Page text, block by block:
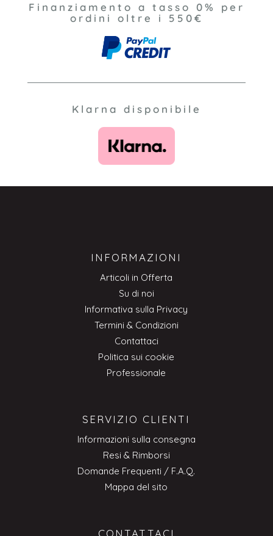
Finanziamento a tasso 0% per
ordini oltre i 550€
Klarna disponibile
INFORMAZIONI
Articoli in Offerta
Su di noi
Informativa sulla Privacy
Termini & Condizioni
Contattaci
Politica sui cookie
Professionale
SERVIZIO CLIENTI
Informazioni sulla consegna
Resi & Rimborsi
Domande Frequenti / F.A.Q.
Mappa del sito
CONTATTACI